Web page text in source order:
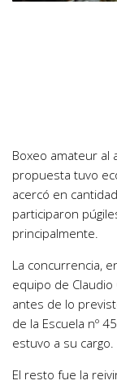
Boxeo amateur al
propuesta tuvo
acercó en
participaron
principalmente.
La concurrencia,
equipo de
antes de lo
de la Escuela nº
estuvo a su cargo.
El resto fue la